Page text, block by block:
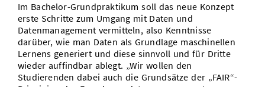
Im Bachelor-Grundpraktikum soll das neue Konzept
erste Schritte zum Umgang mit Daten und
Datenmanagement vermitteln, also Kenntnisse
darüber, wie man Daten als Grundlage maschinellen
Lernens generiert und diese sinnvoll und für Dritte
wieder auffindbar ablegt. „Wir wollen den
Studierenden dabei auch die Grundsätze der „FAIR“-